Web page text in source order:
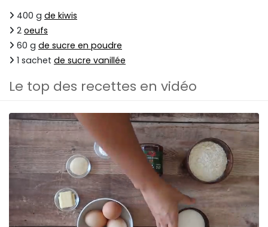
400 g de kiwis
2 oeufs
60 g de sucre en poudre
1 sachet de sucre vanillée
Le top des recettes en vidéo